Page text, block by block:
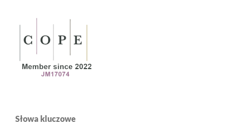
Słowa kluczowe